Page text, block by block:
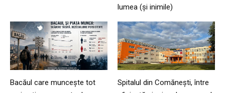
lumea (și inimile)
Bacăul care muncește tot
Spitalul din Comănești, între